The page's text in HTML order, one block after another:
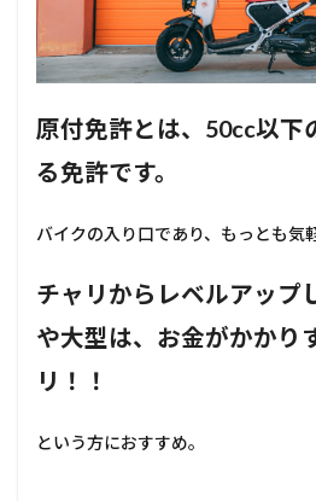
原付免許とは、50cc以下
る免許です。
バイクの入り口であり、もっとも気
チャリからレベルアップ
や大型は、お金がかかり
リ！！
という方におすすめ。